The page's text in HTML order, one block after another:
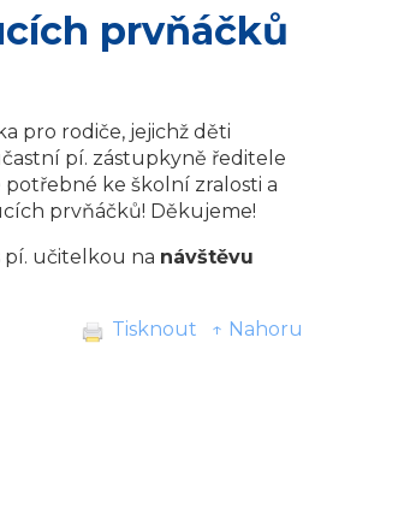
prvňáčků
pro rodiče, jejichž děti
pí. zástupkyně ředitele
potřebné ke školní zralosti a
prvňáčků! Děkujeme!
pí. učitelkou na návštěvu
Tisknout
↑ Nahoru